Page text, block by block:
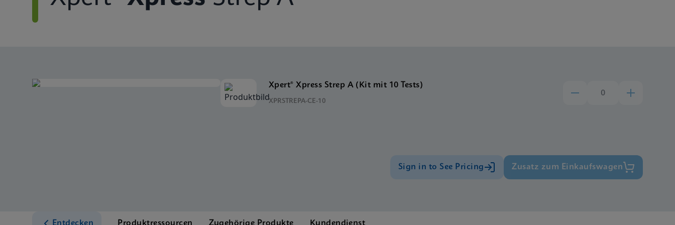
Xpert® Xpress Strep A (Kit mit 10 Tests)
XPRSTREPA-CE-10
Sign in to See Pricing Zusatz zum Einkaufswagen
Entdecken Produktressourcen Zugehörige Produkte Kundendienst